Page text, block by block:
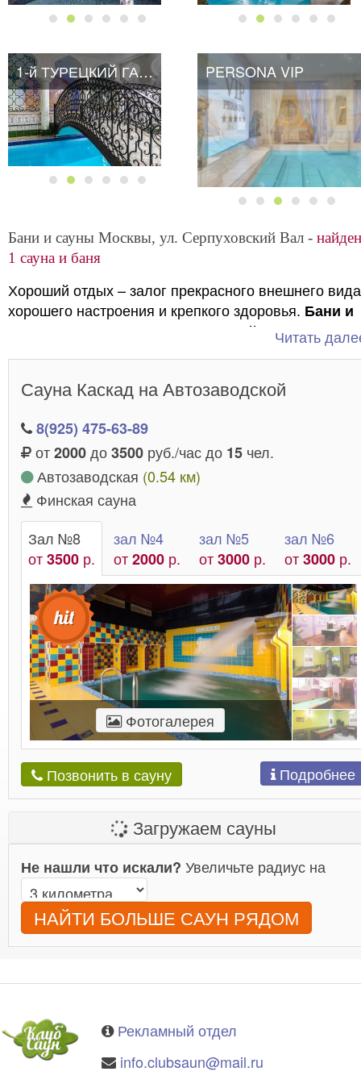
1-й ТУРЕЦКИЙ ГАМБИТ
1-й ТУРЕЦКИЙ ГАМБИТ PERSONA VIP
Бани и сауны Москвы, ул. Серпуховский Вал -
1 сауна и баня
Хороший отдых – залог прекрасного внешнего
хорошего настроения и крепкого здоровья. Бани и
сауны возле улицы Серпуховский Вал
приглашают вас провести время с пользой и
погрузиться в атмосферу спокойствия и
Читать
Сауна Каскад на Автозаводской
8(925) 475-63-89
от2000до3500 руб./час до 15 чел.
Автозаводская (0.54 км)
Финская сауна
Зал №8
от3500 р.
зал №4
от2000 р.
зал №5
от3000 р.
зал №6
от3000 р.
Фотогалерея
Позвонить в сауну Подробнее
Загружаем сауны
Не нашли что искали? Увеличьте радиус на
НАЙТИ БОЛЬШЕ САУН РЯДОМ
Рекламный отдел
info.clubsaun@mail.ru